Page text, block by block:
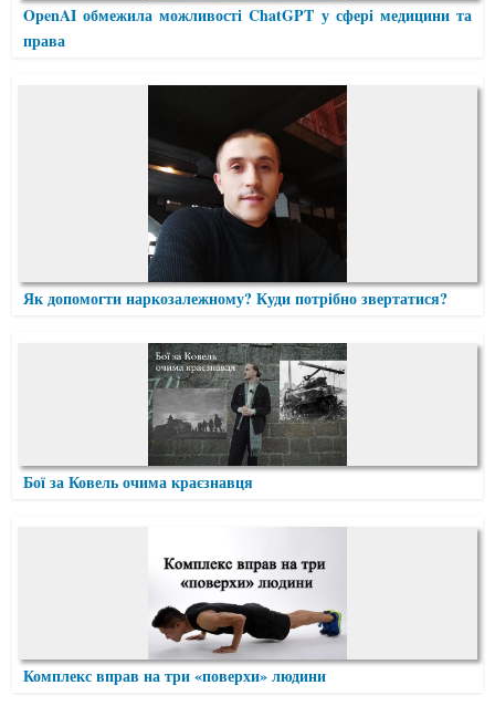
OpenAI обмежила можливості ChatGPT у сфері медицини та
права
Як допомогти наркозалежному? Куди потрібно звертатися?
Бої за Ковель очима краєзнавця
Комплекс вправ на три «поверхи» людини